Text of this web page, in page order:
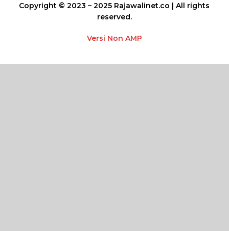
Copyright © 2023 – 2025 Rajawalinet.co | All rights
reserved.
Versi Non AMP